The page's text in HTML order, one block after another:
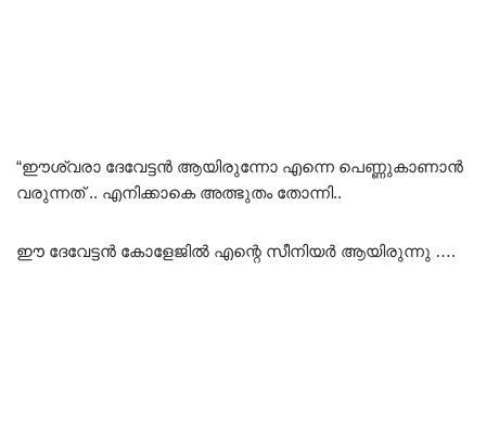
“ഈശ്വരാ ദേവേട്ടൻ ആയിരുന്നോ എന്നെ പെണ്ണുകാണാൻ
വരുന്നത് .. എനിക്കാകെ അത്ഭുതം തോന്നി..
ഈ ദേവേട്ടൻ കോളേജിൽ എന്റെ സീനിയർ ആയിരുന്നു ….